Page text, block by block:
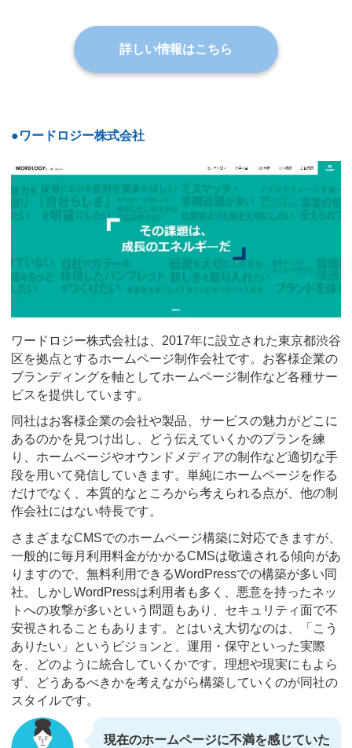
詳しい情報はこちら
●ワードロジー株式会社
ワードロジー株式会社は、2017年に設立された東京都渋谷
区を拠点とするホームページ制作会社です。お客様企業の
ブランディングを軸としてホームページ制作など各種サー
ビスを提供しています。
同社はお客様企業の会社や製品、サービスの魅力がどこに
あるのかを見つけ出し、どう伝えていくかのプランを練
り、ホームページやオウンドメディアの制作など適切な手
段を用いて発信していきます。単純にホームページを作る
だけでなく、本質的なところから考えられる点が、他の制
作会社にはない特長です。
さまざまなCMSでのホームページ構築に対応できますが、
一般的に毎月利用料金がかかるCMSは敬遠される傾向があ
りますので、無料利用できるWordPressでの構築が多い同
社。しかしWordPressは利用者も多く、悪意を持ったネッ
トへの攻撃が多いという問題もあり、セキュリティ面で不
安視されることもあります。とはいえ大切なのは、「こう
ありたい」というビジョンと、運用・保守といった実際
を、どのように統合していくかです。理想や現実にもよら
ず、どうあるべきかを考えながら構築していくのが同社の
スタイルです。
現在のホームページに不満を感じていた